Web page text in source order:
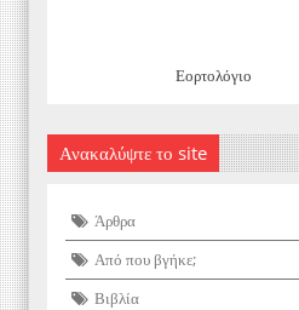
Εορτολόγιο
Ανακαλύψτε το site
Άρθρα
Από που βγήκε;
Βιβλία